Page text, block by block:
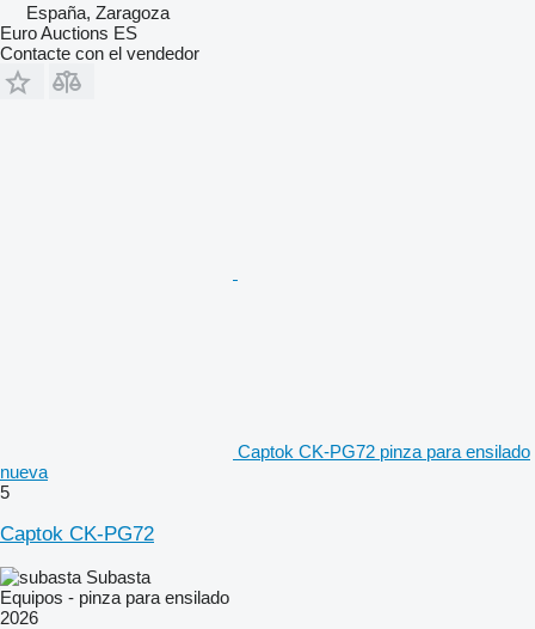
España, Zaragoza
Euro Auctions ES
Contacte con el vendedor
Captok CK-PG72 pinza para ensilado
nueva
5
Captok CK-PG72
Subasta
Equipos - pinza para ensilado
2026